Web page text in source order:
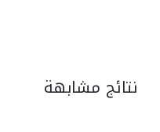
نتائج مشابهة